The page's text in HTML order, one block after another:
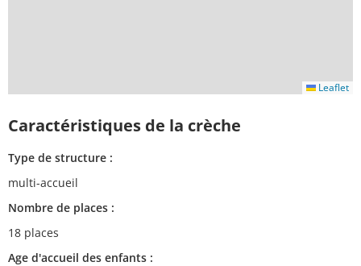
Leaflet
Caractéristiques de la crèche
Type de structure :
multi-accueil
Nombre de places :
18 places
Age d'accueil des enfants :